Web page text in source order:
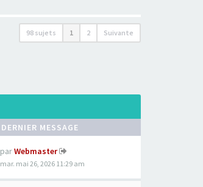
98 sujets 1 2 Suivante
DERNIER MESSAGE
parWebmaster
mar. mai 26, 2026 11:29 am